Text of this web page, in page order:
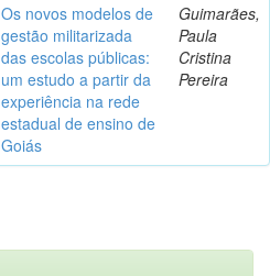
Os novos modelos de
gestão militarizada
das escolas públicas:
um estudo a partir da
experiência na rede
estadual de ensino de
Goiás
Guimarães,
Paula
Cristina
Pereira